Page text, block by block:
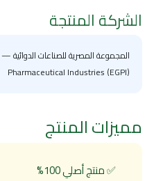
الشركة المنتجة
Pharmaceutical Industries (EGPI)
مميزات المنتج
✅ منتج أصلي 100%